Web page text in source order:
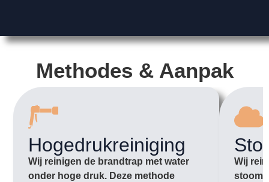
Methodes & Aanpak
Hogedrukreiniging
Wij reinigen de brandtrap met water
onder hoge druk. Deze methode
Wij
stoom